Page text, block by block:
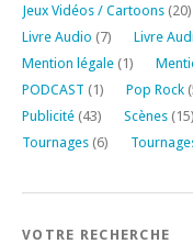
Jeux Vidéos / Cartoons (20)
Livre Audio (7) Livre
Mention légale (1)
PODCAST (1) Pop Rock
Publicité (43) Scènes (15)
Tournages (6)
VOTRE RECHERCHE